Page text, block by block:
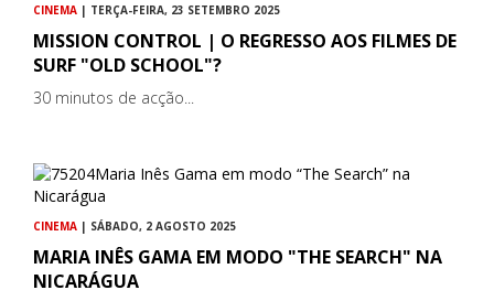
CINEMA | TERÇA-FEIRA, 23 SETEMBRO 2025
MISSION CONTROL | O REGRESSO AOS FILMES DE
SURF "OLD SCHOOL"?
30 minutos de acção...
CINEMA | SÁBADO, 2 AGOSTO 2025
MARIA INÊS GAMA EM MODO "THE SEARCH" NA
NICARÁGUA